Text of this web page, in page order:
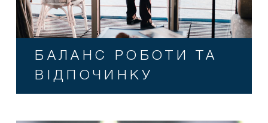
БАЛАНС РОБОТИ ТА
ВІДПОЧИНКУ